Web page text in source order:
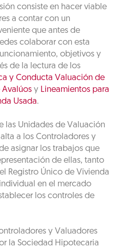
consiste en hacer viable
a contar con un
que antes de
colaborar con esta
objetivos y
de la lectura de los
y Conducta Valuación de
Avalúos y Lineamientos para
Usada.
las Unidades de Valuación
a los Controladores y
asignar los trabajos que
de ellas, tanto
Registro Único de Vivienda
en el mercado
los controles de
y Valuadores
la Sociedad Hipotecaria